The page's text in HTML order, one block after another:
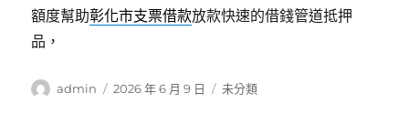
額度幫助彰化市支票借款放款快速的借錢管道抵押
品，
作
admin
發
2026 年 6 月 9 日
分
未分類